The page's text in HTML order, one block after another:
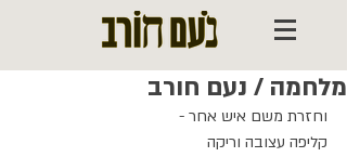
מלחמה / נעם חורב
וחזרת משם איש אחר -
קליפה עצובה וריקה